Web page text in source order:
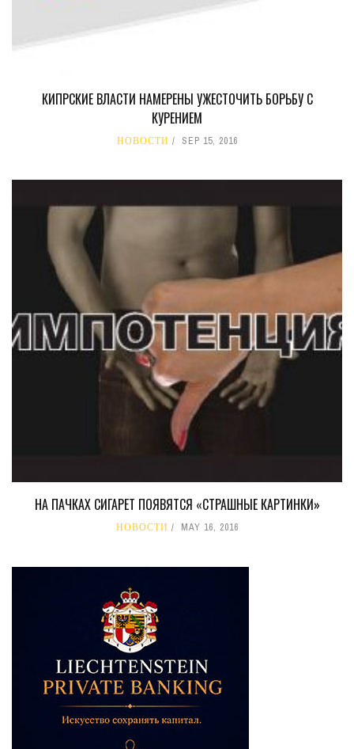
КИПРСКИЕ ВЛАСТИ НАМЕРЕНЫ УЖЕСТОЧИТЬ БОРЬБУ С
КУРЕНИЕМ
НОВОСТИ SEP 15, 2016
НА ПАЧКАХ СИГАРЕТ ПОЯВЯТСЯ «СТРАШНЫЕ КАРТИНКИ»
НОВОСТИ MAY 16, 2016